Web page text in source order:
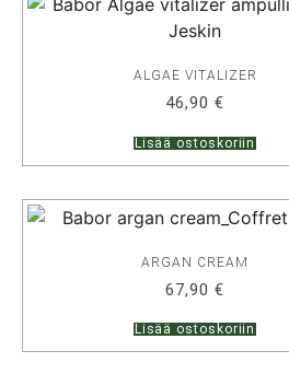
ALGAE VITALIZER
46,90 €
Lisää ostoskoriin
ARGAN CREAM
67,90 €
Lisää ostoskoriin